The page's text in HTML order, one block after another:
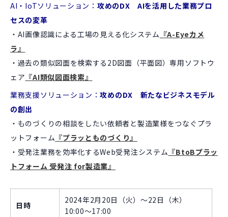
AI・IoTソリューション： 攻めのDX AIを活用した業務プロ
セスの変革
・AI画像認識による工場の見える化システム 『A-Eyeカメ
ラ』
・過去の類似図面を検索する2D図面（平面図）専用ソフトウ
ェア 『AI類似図面検索』
業務支援ソリューション：攻めのDX 新たなビジネスモデル
の創出
・ものづくりの相談をしたい依頼者と製造業様をつなぐプラ
ットフォーム 『プラッとものづくり』
・受発注業務を効率化するWeb受発注システム 『BtoBプラッ
トフォーム 受発注 for製造業』
日時
2024年2月20日（火）〜22日（木）
10:00〜17:00